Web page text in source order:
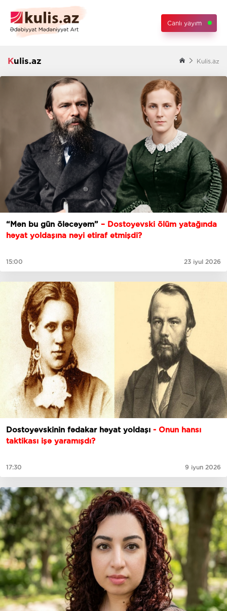
Canlı yayım
Kulis.az Kulis.az
“Mən bu gün öləcəyəm” – Dostoyevski ölüm yatağında
həyat yoldaşına nəyi etiraf etmişdi?
15:00 23 iyul 2026
Dostoyevskinin fədakar həyat yoldaşı - Onun hansı
taktikası işə yaramışdı?
17:30 9 iyun 2026